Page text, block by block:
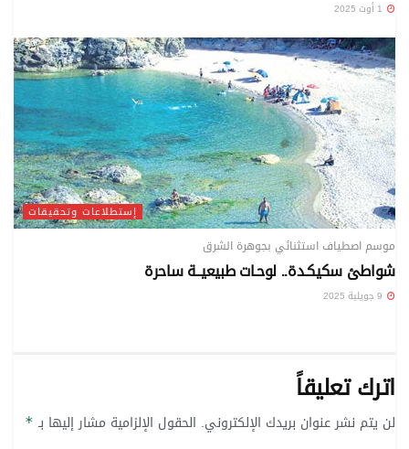
إستطلاعات وتحقيقات
موسم اصطياف استثنائي بجوهرة الشرق
شواطئ سكيكـدة.. لوحـات طبيعيــة ساحرة
اترك تعليقاً
لن يتم نشر عنوان بريدك الإلكتروني. الحقول الإلزامية مشار إليها بـ *